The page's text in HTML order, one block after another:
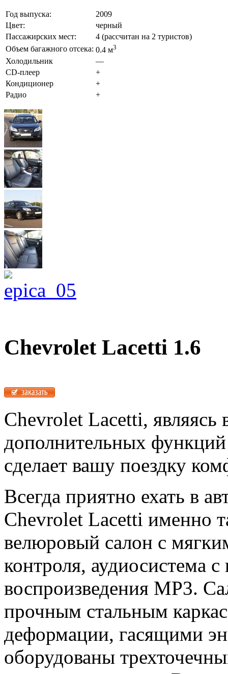
Год выпуска:
2009
Цвет:
черный
Пассажирских мест:
4 (рассчитан на 2 туристов)
Объем багажного отсека: 0.4 м3
Холодильник
—
CD-плеер
+
Кондиционер
+
Радио
+
Chevrolet Lacetti 1.6
Chevrolet Lacetti, являясь
дополнительных
сделает вашу поездку
Всегда приятно ехать в
Chevrolet Lacetti именно
велюровый салон с
контроля, аудиосистема
воспроизведения MP3.
прочным стальным
деформации, гасящими
оборудованы